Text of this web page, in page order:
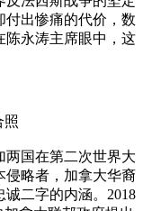
付出惨痛的代价，数
陈永涛主席眼中，这
照
国在第二次世界大
侵略者，加拿大华裔
二字的内涵。2018